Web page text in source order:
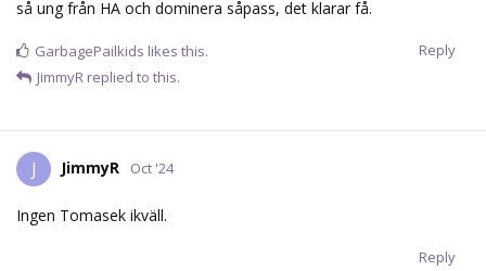
så ung från HA och dominera såpass, det klarar få.
Reply
GarbagePailkids likes this.
JimmyR replied to this.
J JimmyR Oct '24
Ingen Tomasek ikväll.
Reply